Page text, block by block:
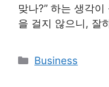
맞나?” 하는 생각
을 걸지 않으니, 잘
Categories
Business